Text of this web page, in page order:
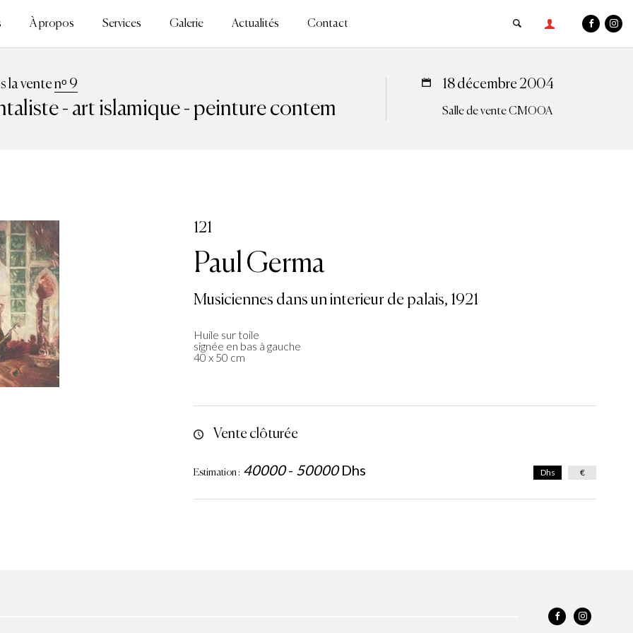
À propos Services Galerie Actualités Contact
la ventenᵒ 9
- art islamique - peinture contem
18 décembre 2004
Salle de vente CMOOA
121
Paul Germa
Musiciennes dans un interieur de palais, 1921
Huile sur toile
signée en bas à gauche
40 x 50 cm
Vente clôturée
Estimation : 40000- 50000 Dhs Dhs €